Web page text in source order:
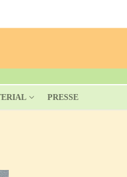
PRESSE